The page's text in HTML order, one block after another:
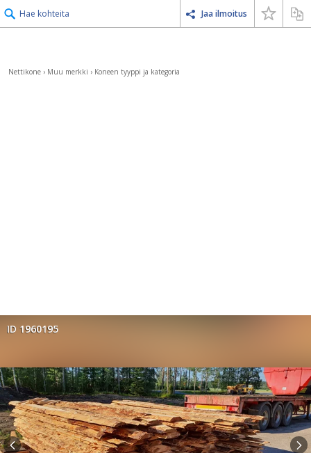
Hae kohteita Jaa ilmoitus
Nettikone › Muu merkki › Koneen tyyppi ja kategoria
ID 1960195